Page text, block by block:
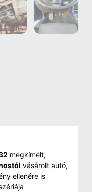
megkímélt,
vásárolt autó,
ellenére is